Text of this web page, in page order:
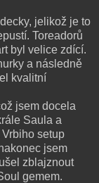
jelikož je to
Toreadorů
byl velice zdící.
a následně
kvalitní
jsem docela
Saula a
setup
jsem
zblajznout
gemem.